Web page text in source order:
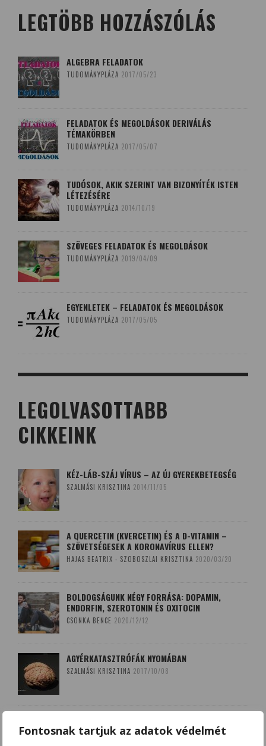
Fontosnak tartjuk az adatok védelmét
LEGTÖBB HOZZÁSZÓLÁS
ALGEBRA FELADATOK
TUDOMÁNYPLÁZA 2017/05/23
FELADATOK ÉS MEGOLDÁSOK DERIVÁLÁS
TÉMAKÖRBEN
TUDOMÁNYPLÁZA 2017/05/07
TUDÓSOK, AKIK SZERINT VAN BIZONYÍTÉK ISTEN
LÉTEZÉSÉRE
TUDOMÁNYPLÁZA 2014/10/19
SZÖVEGES FELADATOK ÉS MEGOLDÁSOK
TUDOMÁNYPLÁZA 2019/04/09
EGYENLETEK – FELADATOK ÉS MEGOLDÁSOK
TUDOMÁNYPLÁZA 2017/05/05
LEGOLVASOTTABB
CIKKEINK
KÉZ-LÁB-SZÁJ VÍRUS – AZ ÚJ GYEREKBETEGSÉG
SZALMÁSI KRISZTINA 2014/11/05
A QUERCETIN (KVERCETIN) ÉS A D-VITAMIN –
SZÖVETSÉGESEK A KORONAVÍRUS ELLEN?
HAJAS BEATRIX - SZOBOSZLAI KRISZTINA 2020/03/20
BOLDOGSÁGUNK NÉGY FORRÁSA: DOPAMIN,
ENDORFIN, SZEROTONIN ÉS OXITOCIN
CSONKA BENCE 2020/12/12
AGYÉRKATASZTRÓFÁK NYOMÁBAN
SZALMÁSI KRISZTINA 2017/10/08
SZOBOSZLAI KRISZTINA 2018/03/15